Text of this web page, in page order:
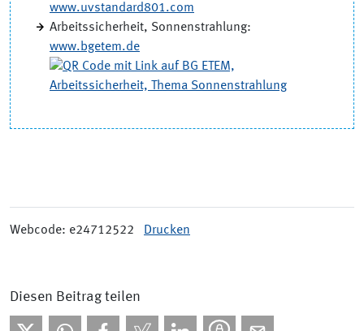
www.uvstandard801.com
Arbeitssicherheit, Sonnenstrahlung:
www.bgetem.de
Webcode: e24712522 Drucken
Diesen Beitrag teilen